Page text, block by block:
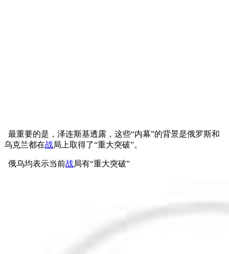
最重要的是，泽连斯基透露，这些“内幕”的背景是俄罗斯和
乌克兰都在战局上取得了“重大突破”。
俄乌均表示当前战局有“重大突破”